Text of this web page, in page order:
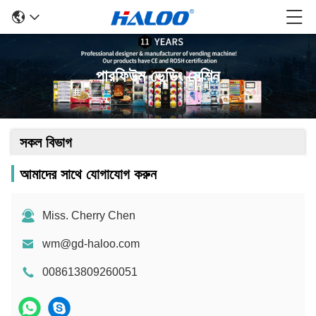
পারফিউম ভেন্ডিং মেশিন
সকল বিভাগ
আমাদের সাথে যোগাযোগ করুন
Miss. Cherry Chen
wm@gd-haloo.com
008613809260051